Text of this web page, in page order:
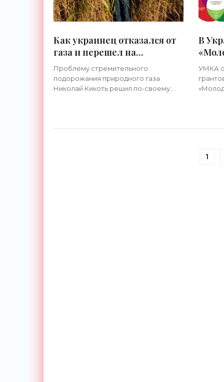
Как украинец отказался от
газа и перешел на
мискантус - «Новости
Электроники»
Проблему стремительного
подорожания природного газа
Николай Кикоть решил по-своему:
используется для
В
УМКА
идей и
1